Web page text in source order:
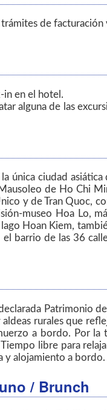
de
in en el hotel.
alguna de las
única ciudad asiática
de Ho Chi
y de Tran Quoc,
museo Hoa Lo,
Hoan Kiem,
barrio de las 36
Patrimonio
rurales que
a bordo. Por la
libre para
y alojamiento a bordo.
/ Brunch